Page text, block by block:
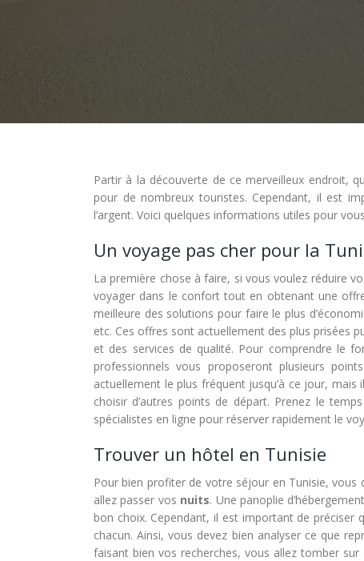
Partir à la découverte de ce merveilleux endroit,
pour de nombreux touristes. Cependant, il est
l’argent. Voici quelques informations utiles pour
Un voyage pas cher pour la
La première chose à faire, si vous voulez réduire
voyager dans le confort tout en obtenant une
meilleure des solutions pour faire le plus
etc. Ces offres sont actuellement des plus prisées
et des services de qualité. Pour comprendre le
professionnels vous proposeront plusieurs
actuellement le plus fréquent jusqu’à ce jour,
choisir d’autres points de départ. Prenez le
spécialistes en ligne pour réserver rapidement le
Trouver un hôtel en Tunisie
Pour bien profiter de votre séjour en Tunisie, vous
allez passer vos nuits. Une panoplie
bon choix. Cependant, il est important de préciser
chacun. Ainsi, vous devez bien analyser ce que
faisant bien vos recherches, vous allez tomber